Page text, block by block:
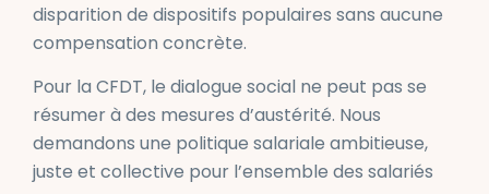
disparition de dispositifs populaires sans aucune
compensation concrète.
Pour la CFDT, le dialogue social ne peut pas se
résumer à des mesures d’austérité. Nous
demandons une politique salariale ambitieuse,
juste et collective pour l’ensemble des salariés